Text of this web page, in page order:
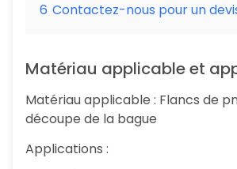
6 Contactez-nous pour un
Matériau applicable et
Matériau applicable : Flancs de
découpe de la bague
Applications :